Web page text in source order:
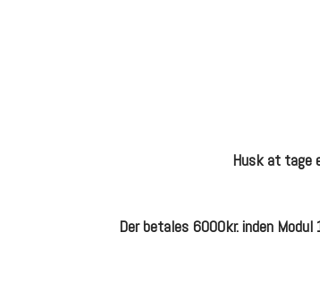
Husk at tage
Der betales 6000kr. inden